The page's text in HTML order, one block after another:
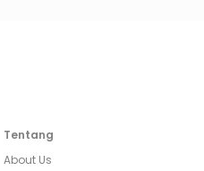
Tentang
About Us